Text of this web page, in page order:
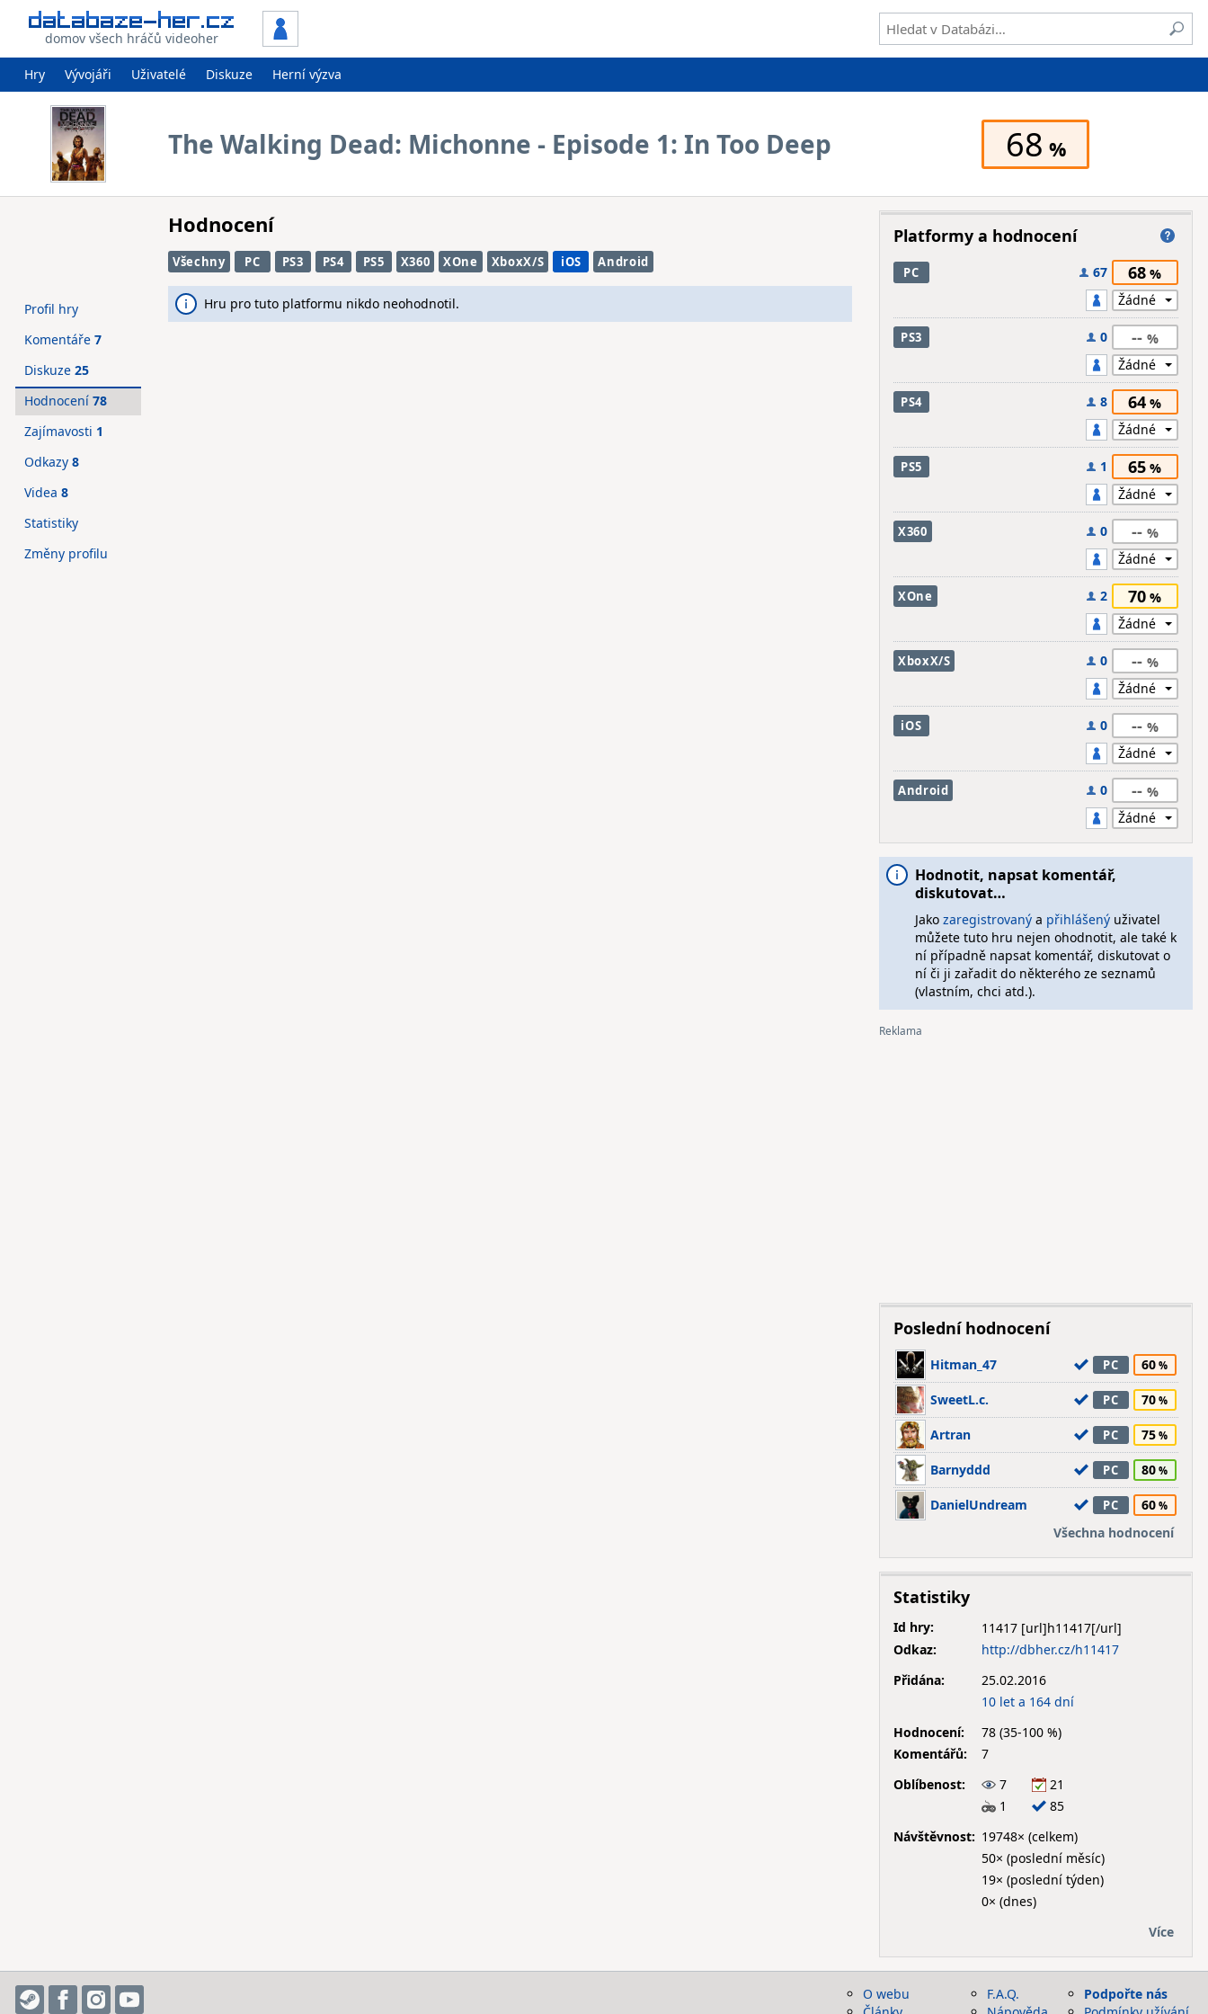
domov všech hráčů videoher
Hry Vývojáři Uživatelé Diskuze Herní výzva
The Walking Dead: Michonne - Episode 1: In Too Deep 68
Hodnocení
Všechny PC PS3 PS4 PS5 X360 XOne XboxX/S iOS Android
Hru pro tuto platformu nikdo neohodnotil.
Profil hry
Komentáře 7
Diskuze 25
Hodnocení 78
Zajímavosti 1
Odkazy 8
Videa 8
Statistiky
Změny profilu
Platformy a hodnocení
PC 67 68
PS3 0 --
PS4 8 64
PS5 1 65
X360 0 --
XOne 2 70
XboxX/S 0 --
iOS 0 --
Android 0 --
Hodnotit, napsat komentář,
diskutovat…
Jako zaregistrovanýa přihlášenýuživatel
můžete tuto hru nejen ohodnotit, ale také k
ní případně napsat komentář, diskutovat o
ní či ji zařadit do některého ze seznamů
(vlastním, chci atd.).
Poslední hodnocení
Hitman_47 PC 60
SweetL.c. PC 70
Artran PC 75
Barnyddd PC 80
DanielUndream PC
60
Všechna hodnocení
Statistiky
Id hry:
11417
Odkaz:
http://dbher.cz/h11417
Přidána:
25.02.2016
10 let a 164 dní
Hodnocení:
78 (35-100 %)
Komentářů:
7
Oblíbenost:
7
21
1
85
Návštěvnost: 19748× (celkem)
50× (poslední měsíc)
19× (poslední týden)
0× (dnes)
Více
O webu
F.A.Q.
Podpořte nás